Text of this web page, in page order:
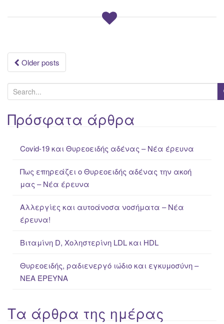
Posts
navigation
Older posts
e
a
rΠρόσφατα άρθρα
Covid-19 και Θυρεοειδής αδένας – Νέα έρευνα
Πως επηρεάζει ο Θυρεοειδής αδένας την ακοή
μας – Νέα έρευνα
Αλλεργίες και αυτοάνοσα νοσήματα – Νέα
έρευνα!
Βιταμίνη D, Χοληστερίνη LDL και HDL
Θυρεοειδής, ραδιενεργό ιώδιο και εγκυμοσύνη –
ΝΕΑ ΈΡΕΥΝΑ
Τα άρθρα της ημέρας